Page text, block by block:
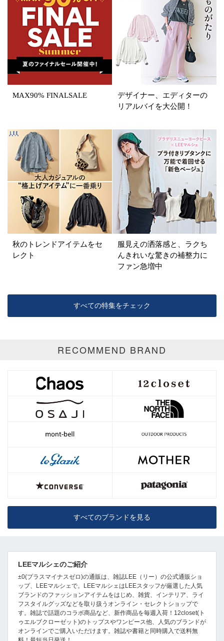
ホワイト グレー
ベージュ ブラウン オレンジ
グリーン ブルー
ゴールド シルバー マルチ
MAX90% FINALSALE
デザイナー、エディターの
リアルバイを大公開！
秋のトレンドアイテムをセ
レクト
服見えの洒落感と、ラクち
んきれいな驚きの補整力に
ファン急増中
すべての特集をチェック
RECOMMEND BRAND
すべてのブランドを見る
LEEマルシェのご紹介
±0(プラスマイナスゼロ)の通販は、雑誌LEE（リー）の公式通販ショ
ップ、LEEマルシェで。LEEマルシェはLEEスタッフが厳選した人気
ブランドのファッションアイテムをはじめ、雑貨、インテリア、ライ
フスタイルグッズなどを取り扱うオンライン・セレクトショップで
す。雑誌で話題のコラボ商品など、新作商品を毎週入荷！12closet(ト
ゥエルブクローゼット)のトップスやワンピース他、人気のブランドが
オンラインでご購入いただけます。雑誌や書籍と同時購入で送料無